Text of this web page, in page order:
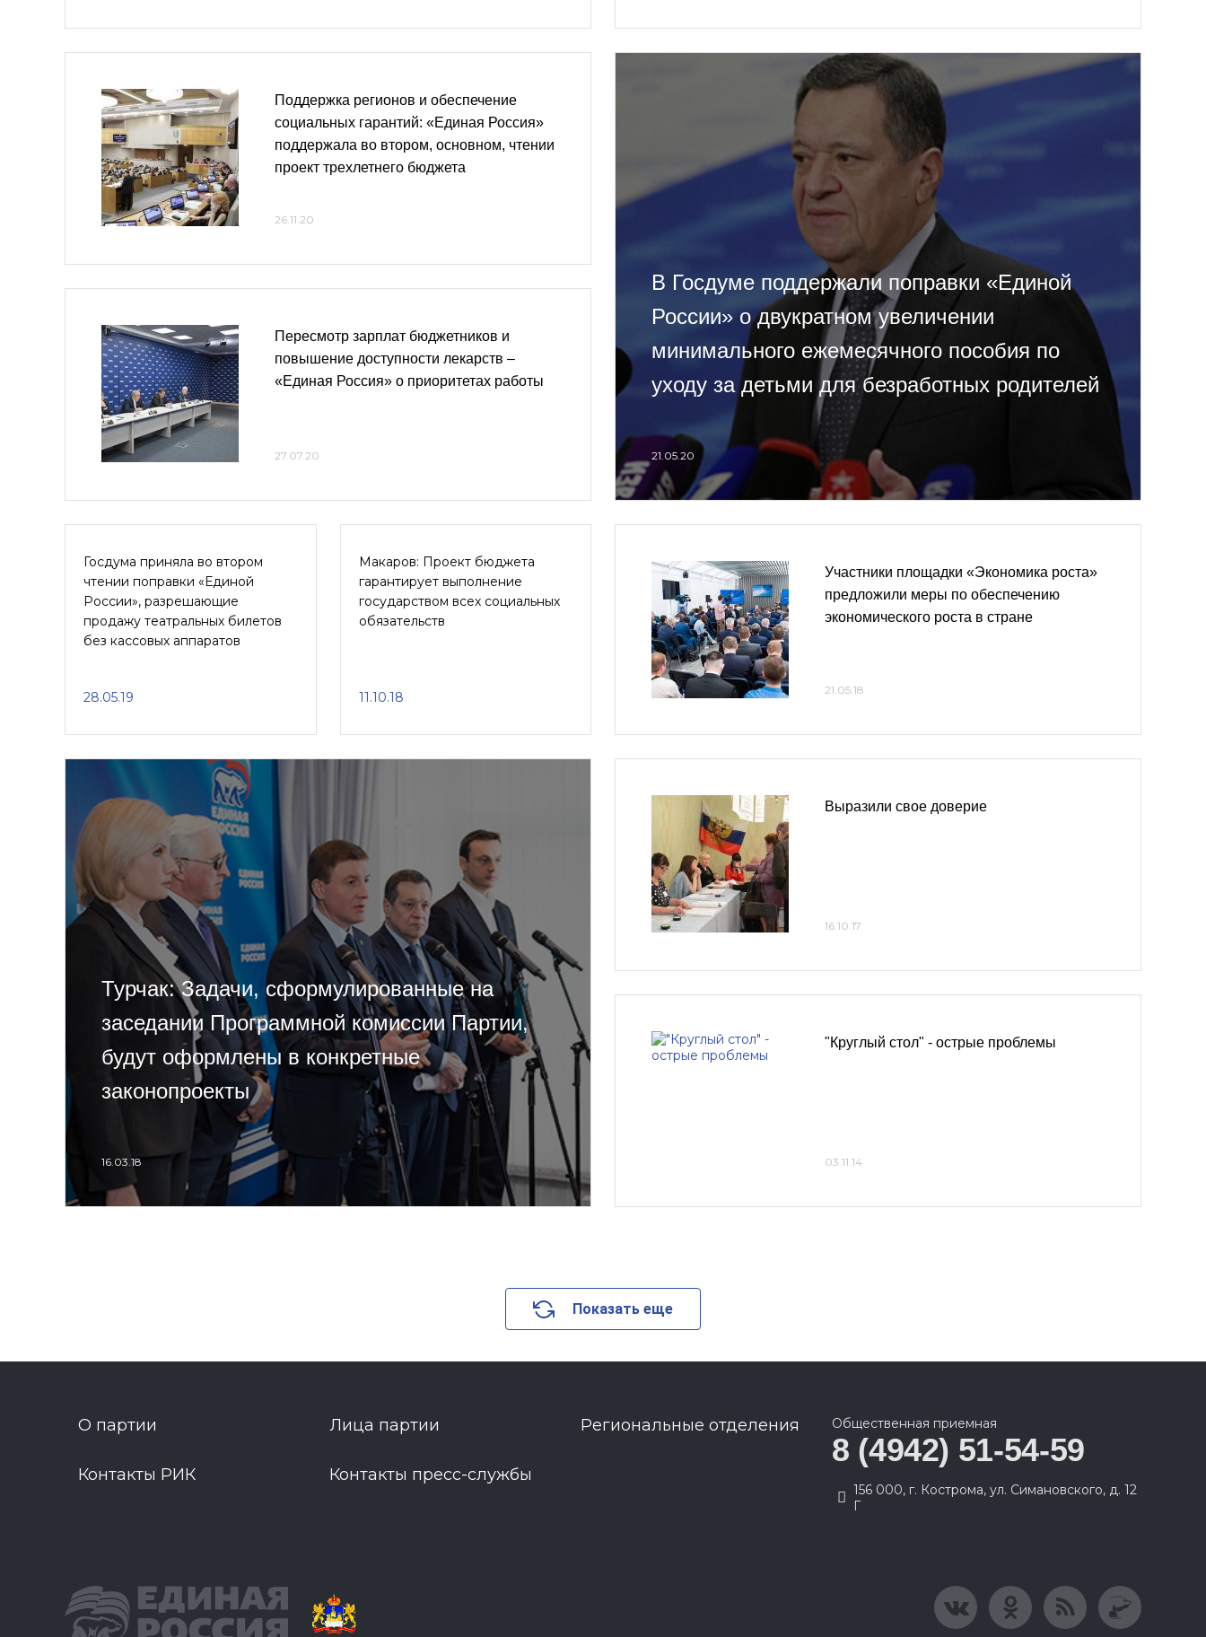
Поддержка регионов и обеспечение
социальных гарантий: «Единая Россия»
поддержала во втором, основном, чтении
проект трехлетнего бюджета
26.11.20
Пересмотр зарплат бюджетников и
повышение доступности лекарств –
«Единая Россия» о приоритетах работы
27.07.20
В Госдуме поддержали поправки «Единой
России» о двукратном увеличении
минимального ежемесячного пособия по
уходу за детьми для безработных родителей
21.05.20
Госдума приняла во втором
чтении поправки «Единой
России», разрешающие
продажу театральных билетов
без кассовых аппаратов
28.05.19
Макаров: Проект бюджета
гарантирует выполнение
государством всех социальных
обязательств
11.10.18
Участники площадки «Экономика роста»
предложили меры по обеспечению
экономического роста в стране
21.05.18
Турчак: Задачи, сформулированные на
заседании Программной комиссии Партии,
будут оформлены в конкретные
законопроекты
16.03.18
Выразили свое доверие
16.10.17
"Круглый стол" - острые проблемы
03.11.14
Показать еще
О партии Лица партии Региональные отделения
Контакты РИК Контакты пресс-службы
Общественная приемная
8 (4942) 51-54-59
156 000, г. Кострома, ул. Симановского, д. 12
Г